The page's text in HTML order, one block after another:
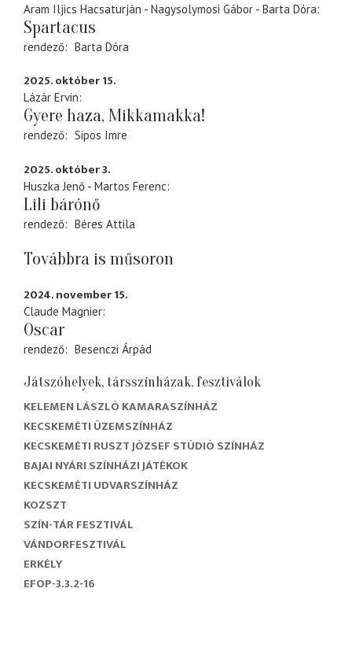
Aram Iljics Hacsaturján - Nagysolymosi Gábor - Barta Dóra
Spartacus
rendező Barta Dóra
2025. október 15.
Lázár Ervin
Gyere haza, Mikkamakka!
rendező Sipos Imre
2025. október 3.
Huszka Jenő - Martos Ferenc
Lili bárónő
rendező Béres Attila
Továbbra is műsoron
2024. november 15.
Claude Magnier
Oscar
rendező Besenczi Árpád
Játszóhelyek, társszínházak, fesztiválok
KELEMEN LÁSZLÓ KAMARASZÍNHÁZ
KECSKEMÉTI ÜZEMSZÍNHÁZ
KECSKEMÉTI RUSZT JÓZSEF STÚDIÓ SZÍNHÁZ
BAJAI NYÁRI SZÍNHÁZI JÁTÉKOK
KECSKEMÉTI UDVARSZÍNHÁZ
KOZSZT
SZÍN-TÁR FESZTIVÁL
VÁNDORFESZTIVÁL
ERKÉLY
EFOP-3.3.2-16